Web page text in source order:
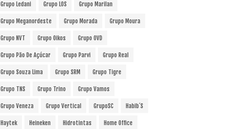
Grupo Ledani Grupo LOS Grupo Marilan
Grupo Meganordeste Grupo Morada Grupo Moura
Grupo NVT Grupo Oikos Grupo OVD
Grupo Pão De Açúcar Grupo Parvi Grupo Real
Grupo Souza Lima Grupo SRM Grupo Tigre
Grupo TNS Grupo Trino Grupo Vamos
Grupo Veneza Grupo Vertical GrupoSC Habib´s
Haytek Heineken Hidrotintas Home Office